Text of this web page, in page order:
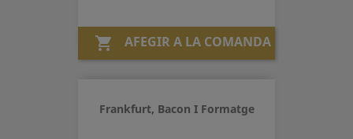
 AFEGIR A LA COMANDA
Frankfurt, Bacon I Formatge